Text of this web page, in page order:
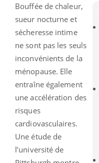
Bouffée de chaleur,
sueur nocturne et
sécheresse intime
ne sont pas les seuls
inconvénients de la
ménopause. Elle
entraîne également
une accélération des
risques
cardiovasculaires.
Une étude de
l’université de